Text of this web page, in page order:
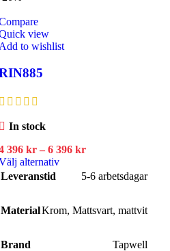
view
to wishlist
In stock
396 kr – 6 396 krPrisintervall:
396 kr
396 kr
alternativDen
flera
Leveranstid 5-6 arbetsdagar
MaterialKrom, Mattsvart, mattvit
Brand Tapwell